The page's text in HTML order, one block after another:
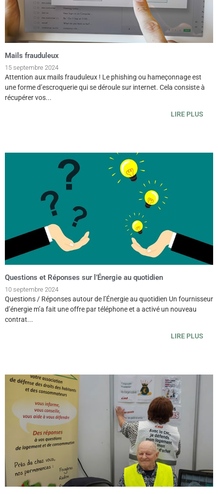
Mails frauduleux
15 septembre 2024
Attention aux mails frauduleux ! Le phishing ou hameçonnage est
une forme d’escroquerie qui se déroule sur internet. Cela consiste à
récupérer vos...
LIRE PLUS
Questions et Réponses sur l’Énergie au quotidien
10 septembre 2024
Questions / Réponses autour de l’Énergie au quotidien Un fournisseur
d’énergie m’a fait une offre par téléphone et a activé un nouveau
contrat...
LIRE PLUS